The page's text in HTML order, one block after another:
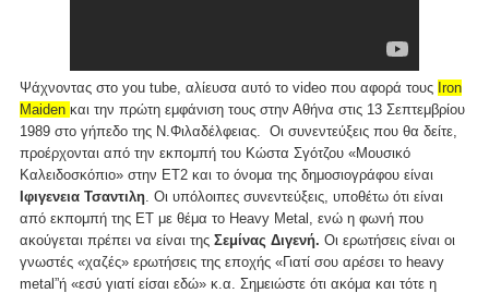
Ψάχνοντας στο you tube, αλίευσα αυτό το video που αφορά τους Iron
Maiden και την πρώτη εμφάνιση τους στην Αθήνα στις 13 Σεπτεμβρίου
1989 στο γήπεδο της Ν.Φιλαδέλφειας. Οι συνεντεύξεις που θα δείτε,
προέρχονται από την εκπομπή του Κώστα Σγότζου «Μουσικό
Καλειδοσκόπιο» στην ΕΤ2 και το όνομα της δημοσιογράφου είναι
Ιφιγενεια Τσαντιλη . Οι υπόλοιπες συνεντεύξεις, υποθέτω ότι είναι
από εκπομπή της ΕΤ με θέμα το Heavy Metal, ενώ η φωνή που
ακούγεται πρέπει να είναι της Σεμίνας Διγενή. Οι ερωτήσεις είναι οι
γνωστές «χαζές» ερωτήσεις της εποχής «Γιατί σου αρέσει το heavy
metal”ή «εσύ γιατί είσαι εδώ» κ.α. Σημειώστε ότι ακόμα και τότε η